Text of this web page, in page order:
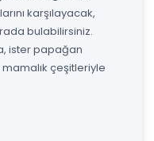
karşılayacak,
bulabilirsiniz.
ister papağan
çeşitleriyle